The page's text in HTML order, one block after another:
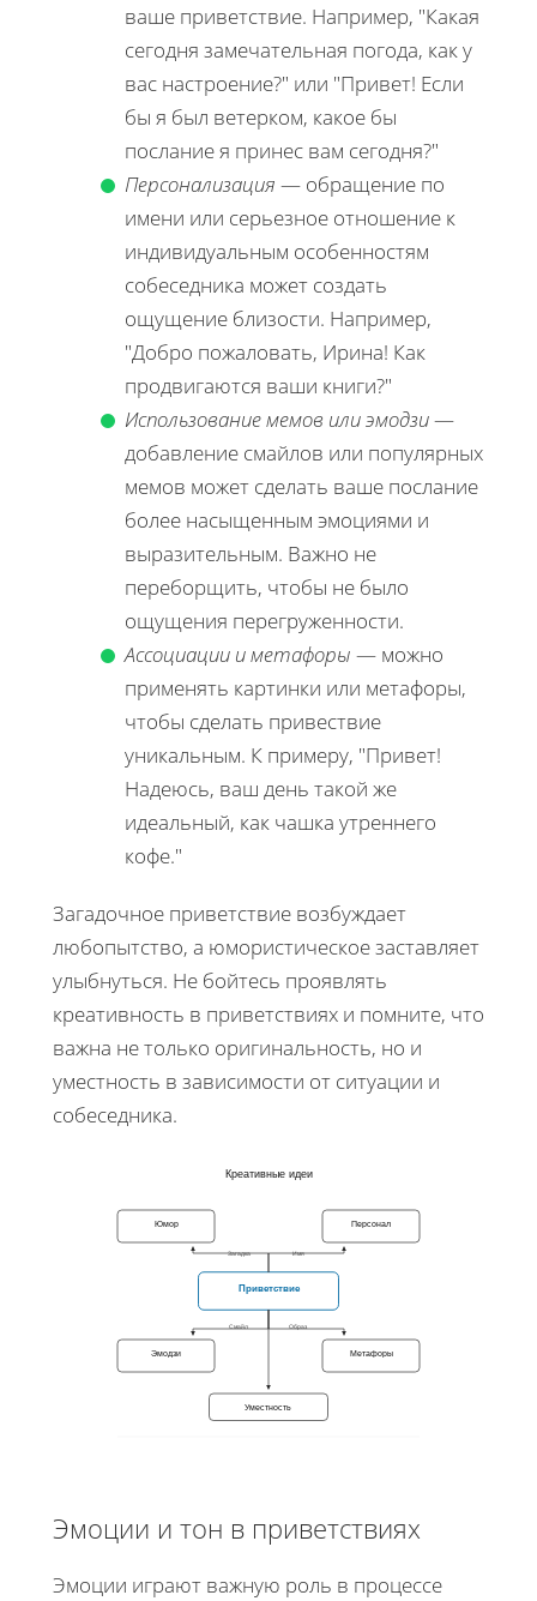
ваше приветствие. Например, "Какая
сегодня замечательная погода, как у
вас настроение?" или "Привет! Если
бы я был ветерком, какое бы
послание я принес вам сегодня?"
Персонализация — обращение по
имени или серьезное отношение к
индивидуальным особенностям
собеседника может создать
ощущение близости. Например,
"Добро пожаловать, Ирина! Как
продвигаются ваши книги?"
Использование мемов или эмодзи—
добавление смайлов или популярных
мемов может сделать ваше послание
более насыщенным эмоциями и
выразительным. Важно не
переборщить, чтобы не было
ощущения перегруженности.
Ассоциации и метафоры — можно
применять картинки или метафоры,
чтобы сделать привествие
уникальным. К примеру, "Привет!
Надеюсь, ваш день такой же
идеальный, как чашка утреннего
кофе."
Загадочное приветствие возбуждает
любопытство, а юмористическое заставляет
улыбнуться. Не бойтесь проявлять
креативность в приветствиях и помните, что
важна не только оригинальность, но и
уместность в зависимости от ситуации и
собеседника.
Креативные идеи
Юмор Персонал
Приветствие
Эмодзи Метафоры
Уместность
Загадка Имя
Смайл Образ
Эмоции и тон в приветствиях
Эмоции играют важную роль в процессе